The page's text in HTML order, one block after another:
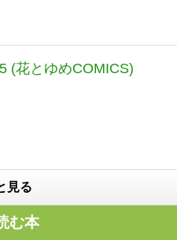
(花とゆめCOMICS)
見る
む本